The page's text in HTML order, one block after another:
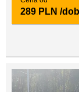
289 PLN /